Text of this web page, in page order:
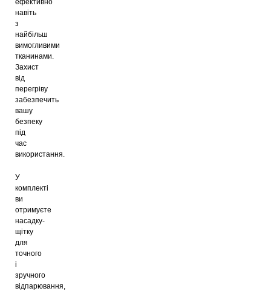
навіть
з
найбільш
вимогливими
тканинами.
Захист
від
перегріву
забезпечить
вашу
безпеку
під
час
використання.
У
комплекті
ви
отримуєте
насадку-
щітку
для
точного
і
зручного
відпарювання,